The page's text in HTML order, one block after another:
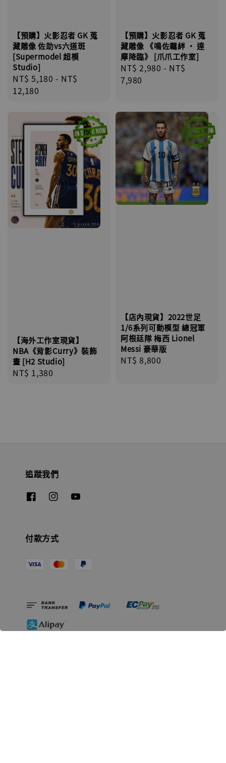
【預購】火影忍者 GK 蒐
藏雕像 佐助vs六道斑
[Supermodel 超模
Studio]
Regular
price
NT$ 5,180 - NT$
12,180
【預購】火影忍者 GK 蒐
藏雕像 《鳴佐羈絆 · 達
摩降臨》 [爪爪工作室]
Regular
price
NT$ 2,980 - NT$
7,980
【海外工作室現貨】
NBA《背影Curry》裝飾
畫 [H2 Studio]
Regular
NT$ 1,380
【店內現貨】2022世足
1/6系列可動模型 總冠軍
阿根廷隊 梅西 Lionel
Messi 豪華版
Regular
NT$ 8,800
追蹤我們
付款方式